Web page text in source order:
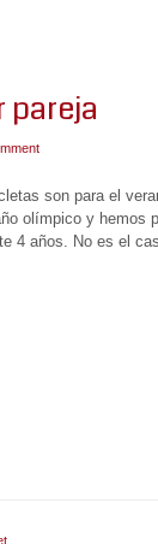
pareja
son para el
olímpico y hemos
4 años. No es el